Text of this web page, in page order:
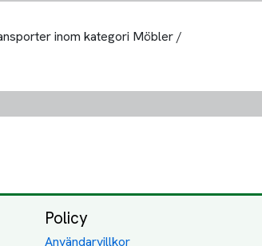
inom kategori Möbler /
Policy
Användarvillkor